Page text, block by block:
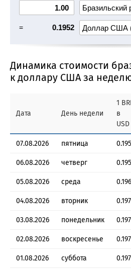
= 0.1952
Динамика стоимости
к доллару США за
Дата День недели
1
в
USD
07.08.2026 пятница
06.08.2026 четверг 0.195
05.08.2026 среда
04.08.2026 вторник 0.197
03.08.2026 понедельник
02.08.2026 воскресенье
01.08.2026 суббота